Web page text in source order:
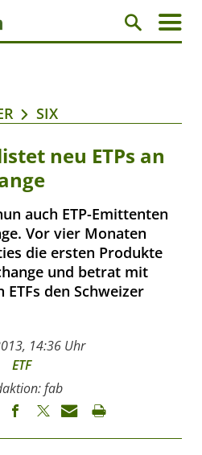
SIX
neu ETPs an
auch ETP-Emittenten
Vor vier Monaten
die ersten Produkte
und betrat mit
den Schweizer
14:36 Uhr
ETF
fab